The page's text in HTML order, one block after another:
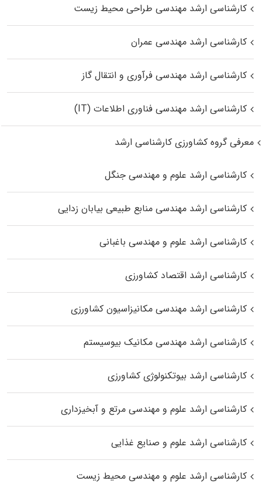
کارشناسی ارشد مهندسی طراحی محیط زیست
کارشناسی ارشد مهندسی عمران
کارشناسی ارشد مهندسی فرآوری و انتقال گاز
کارشناسی ارشد مهندسی فناوری اطلاعات (IT)
معرفی گروه کشاورزی کارشناسی ارشد
کارشناسی ارشد علوم و مهندسی جنگل
کارشناسی ارشد مهندسی منابع طبیعی بیابان زدایی
کارشناسی ارشد علوم و مهندسی باغبانی
کارشناسی ارشد اقتصاد کشاورزی
کارشناسی ارشد مهندسی مکانیزاسیون کشاورزی
کارشناسی ارشد مهندسی مکانیک بیوسیستم
کارشناسی ارشد بیوتکنولوژی کشاورزی
کارشناسی ارشد علوم و مهندسی مرتع و آبخیزداری
کارشناسی ارشد علوم و صنایع غذایی
کارشناسی ارشد علوم و مهندسی محیط زیست